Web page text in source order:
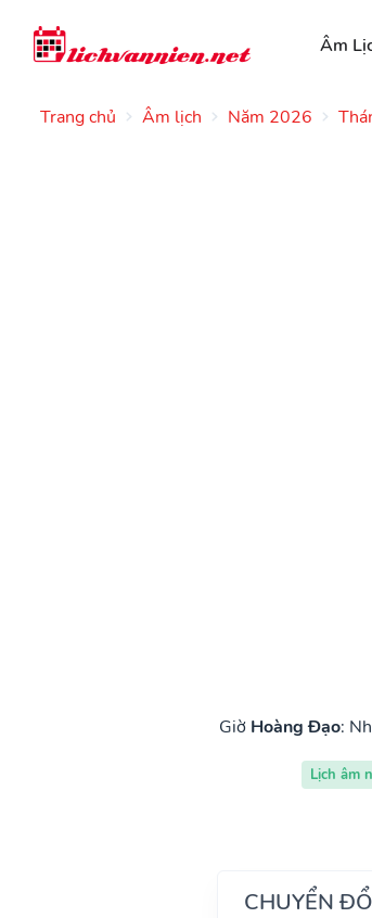
Âm
Trang chủ Âm lịch Năm 2026
Giờ Hoàng Đạo:
Lịch âm
CHUYỂN